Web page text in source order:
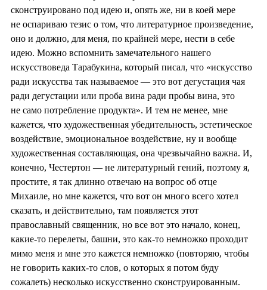
сконструировано под идею и, опять же, ни в коей мере
не оспариваю тезис о том, что литературное произведение,
оно и должно, для меня, по крайней мере, нести в себе
идею. Можно вспомнить замечательного нашего
искусствоведа Тарабукина, который писал, что «искусство
ради искусства так называемое — это вот дегустация чая
ради дегустации или проба вина ради пробы вина, это
не само потребление продукта». И тем не менее, мне
кажется, что художественная убедительность, эстетическое
воздействие, эмоциональное воздействие, ну и вообще
художественная составляющая, она чрезвычайно важна. И,
конечно, Честертон — не литературный гений, поэтому я,
простите, я так длинно отвечаю на вопрос об отце
Михаиле, но мне кажется, что вот он много всего хотел
сказать, и действительно, там появляется этот
православный священник, но все вот это начало, конец,
какие-то перелеты, башни, это как-то немножко проходит
мимо меня и мне это кажется немножко (повторяю, чтобы
не говорить каких-то слов, о которых я потом буду
сожалеть) несколько искусственно сконструированным.